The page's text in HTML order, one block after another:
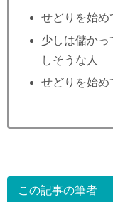
せどりを始め
少しは儲か
しそうな人
せどりを始め
この記事の筆者